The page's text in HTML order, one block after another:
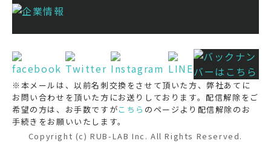
※本メールは、以前名刺交換をさせて頂いた方、弊社あてに
お問い合わせを頂いた方にお送りしております。配信解除をご
希望の方は、お手数ですがこちら のページより配信解除のお
手続きをお願いいたします。
Copyright (c) RUB-LAB Inc. All Rights Reserved.